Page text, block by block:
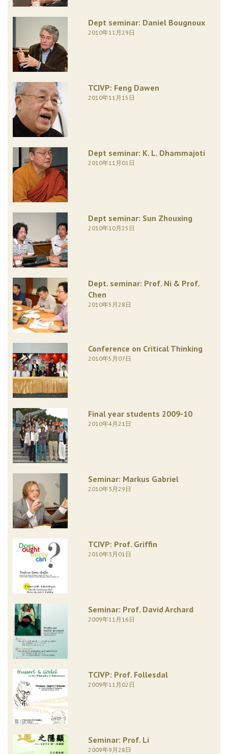
Dept seminar: Daniel Bougnoux
2010年11月29日
TCIVP: Feng Dawen
2010年11月15日
Dept seminar: K. L. Dhammajoti
2010年11月01日
Dept seminar: Sun Zhouxing
2010年10月25日
Dept. seminar: Prof. Ni & Prof.
Chen
2010年5月28日
Conference on Critical Thinking
2010年5月07日
Final year students 2009-10
2010年4月21日
Seminar: Markus Gabriel
2010年3月29日
TCIVP: Prof. Griffin
2010年3月01日
Seminar: Prof. David Archard
2009年11月16日
TCIVP: Prof. Follesdal
2009年11月02日
Seminar: Prof. Li
2009年9月28日